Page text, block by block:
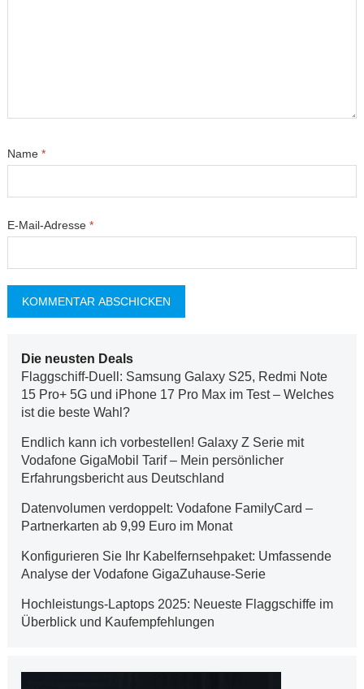
Name *
E-Mail-Adresse *
Die neusten Deals
Flaggschiff-Duell: Samsung Galaxy S25, Redmi Note
15 Pro+ 5G und iPhone 17 Pro Max im Test – Welches
ist die beste Wahl?
Endlich kann ich vorbestellen! Galaxy Z Serie mit
Vodafone GigaMobil Tarif – Mein persönlicher
Erfahrungsbericht aus Deutschland
Datenvolumen verdoppelt: Vodafone FamilyCard –
Partnerkarten ab 9,99 Euro im Monat
Konfigurieren Sie Ihr Kabelfernsehpaket: Umfassende
Analyse der Vodafone GigaZuhause-Serie
Hochleistungs-Laptops 2025: Neueste Flaggschiffe im
Überblick und Kaufempfehlungen